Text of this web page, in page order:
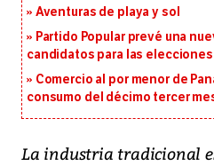
Aventuras de playa y sol
Partido Popular prevé una
candidatos para las
Comercio al por menor de
consumo del décimo tercer
La industria tradicional